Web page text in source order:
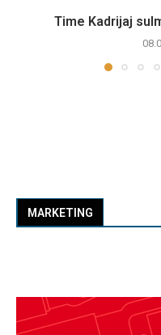
Time Kadrijaj
MARKETING